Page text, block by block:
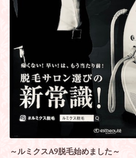
～ルミクスA9脱毛始めました～